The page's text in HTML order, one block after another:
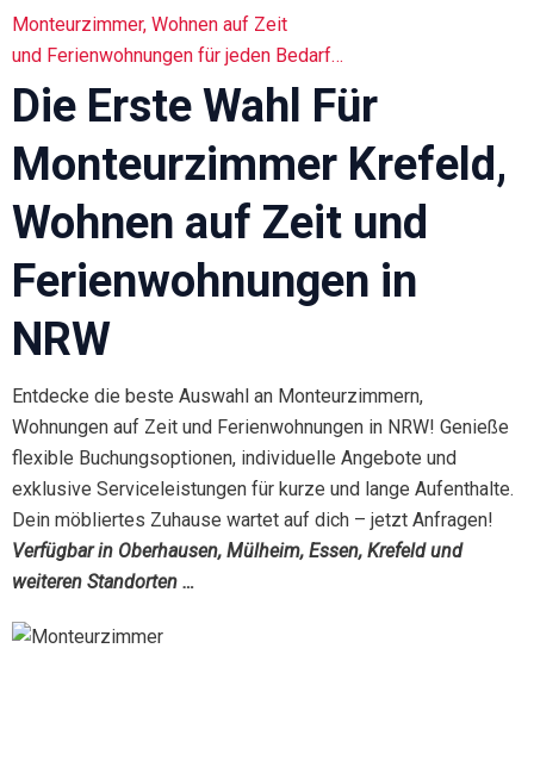
Monteurzimmer, Wohnen auf Zeit
und Ferienwohnungen für jeden Bedarf…
Die Erste Wahl Für
Monteurzimmer Krefeld,
Wohnen auf Zeit und
Ferienwohnungen in
NRW
Entdecke die beste Auswahl an Monteurzimmern,
Wohnungen auf Zeit und Ferienwohnungen in NRW! Genieße
flexible Buchungsoptionen, individuelle Angebote und
exklusive Serviceleistungen für kurze und lange Aufenthalte.
Dein möbliertes Zuhause wartet auf dich – jetzt Anfragen!
Verfügbar in Oberhausen, Mülheim, Essen, Krefeld und
weiteren Standorten …